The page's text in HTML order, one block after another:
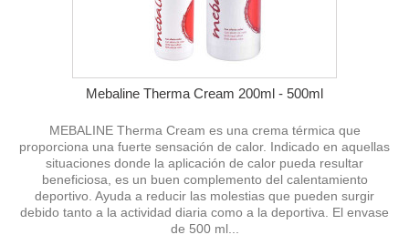
Mebaline Therma Cream 200ml - 500ml
MEBALINE Therma Cream es una crema térmica que
proporciona una fuerte sensación de calor. Indicado en aquellas
situaciones donde la aplicación de calor pueda resultar
beneficiosa, es un buen complemento del calentamiento
deportivo. Ayuda a reducir las molestias que pueden surgir
debido tanto a la actividad diaria como a la deportiva. El envase
de 500 ml...